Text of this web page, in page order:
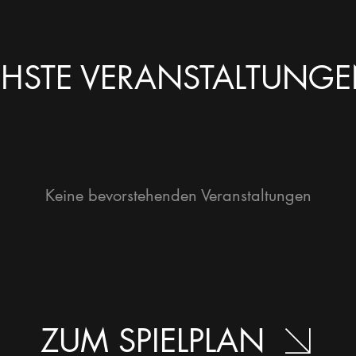
Keine bevorstehenden Veranstaltungen
ZUM SPIELPLAN